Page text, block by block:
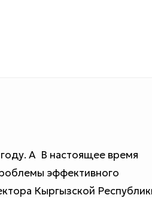
А В настоящее время
эффективного
Кыргызской